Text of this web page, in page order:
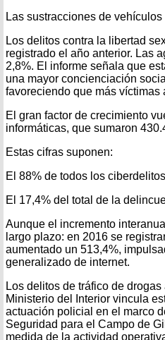
Las sustracciones de
Los delitos contra la libertad
registrado el año anterior. Las
2,8%. El informe señala que
una mayor concienciación
favoreciendo que más víctimas
El gran factor de crecimiento
informáticas, que sumaron
Estas cifras suponen:
El 88% de todos los ciberdelitos
El 17,4% del total de la
Aunque el incremento
largo plazo: en 2016 se
aumentado un 513,4%,
generalizado de internet.
Los delitos de tráfico de
Ministerio del Interior vincula
actuación policial en el marco
Seguridad para el Campo de
medida de la actividad